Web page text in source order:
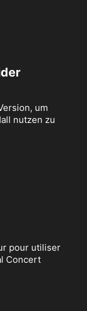
um
nutzen zu
pour utiliser
Concert